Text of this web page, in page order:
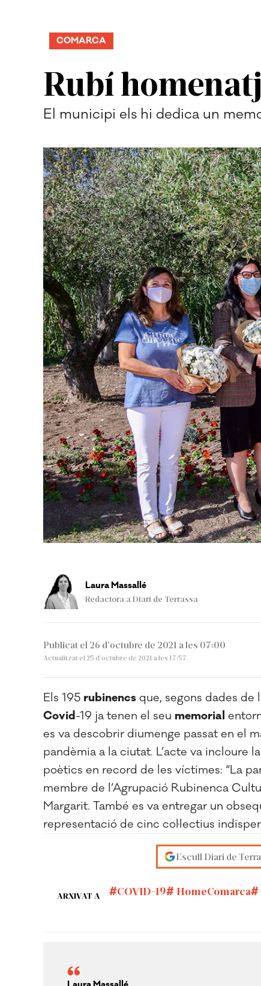
Rubí
COMARCA
El municipi els hi dedica un
Laura Massallé
Redactora a Diari de Terrassa
Publicat el 26 d’octubre de 2021 a les 07:00
Actualitzat el 25 d’octubre de 2021 a les 17:57
Els 195 rubinencs que, segons dades de
Covid-19 ja tenen el seu memorial
es va descobrir diumenge passat en el
pandèmia a la ciutat. L’acte va incloure
poètics en record de les víctimes: “La
membre de l’Agrupació Rubinenca
Margarit. També es va entregar un
representació de cinc col·lectius
Escull Diari de
ARXIVAT A COVID-19 HomeComarca